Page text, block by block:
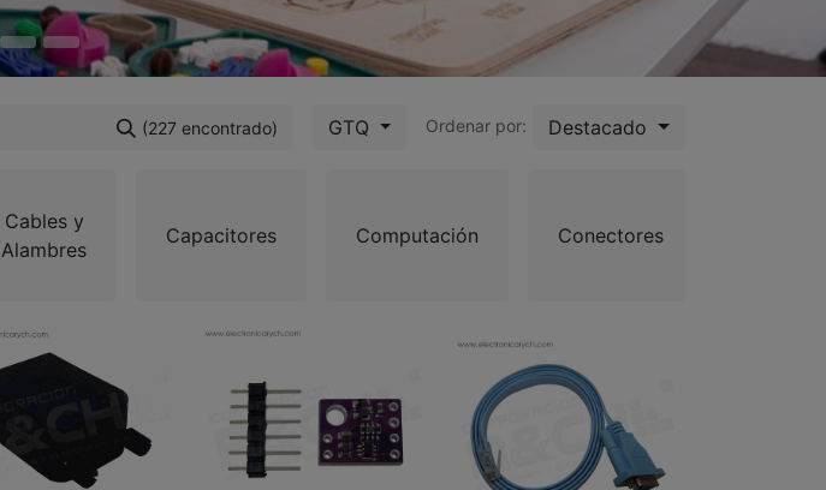
(227 encontrado) GTQ Ordenar por: Destacado
Cables y
Alambres
Capacitores Computación Conectores